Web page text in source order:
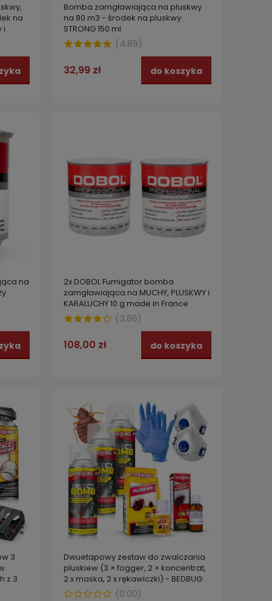
na
i
ml
Bomba zamgławiająca na pluskwy
na 80 m3 - środek na pluskwy
STRONG 150 ml
(4.89)
32,99 zł do koszyka
na
2x DOBOL Fumigator bomba
zamgławiająca na MUCHY, PLUSKWY i
KARALUCHY 10 g made in France
(3.86)
108,00 zł do koszyka
3
z 3
Dwuetapowy zestaw do zwalczania
pluskiew (3 × fogger, 2 × koncentrat,
2 x maska, 2 x rękawiczki) - BEDBUG
PROTECT
(0.00)